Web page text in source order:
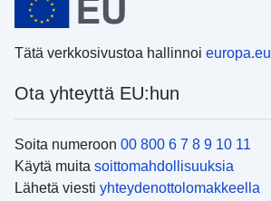
Tätä verkkosivustoa hallinnoi europa.eu
Ota yhteyttä EU:hun
Soita numeroon 00 800 6 7 8 9 10 11
Käytä muita soittomahdollisuuksia
Lähetä viesti yhteydenottolomakkeella